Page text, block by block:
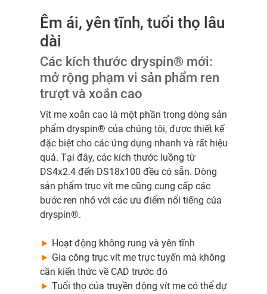
Êm ái, yên tĩnh, tuổi thọ lâu
dài
Các kích thước dryspin® mới:
mở rộng phạm vi sản phẩm ren
trượt và xoắn cao
Vít me xoắn cao là một phần trong dòng sản
phẩm dryspin® của chúng tôi, được thiết kế
đặc biệt cho các ứng dụng nhanh và rất hiệu
quả. Tại đây, các kích thước luồng từ
DS4x2.4 đến DS18x100 đều có sẵn. Dòng
sản phẩm trục vít me cũng cung cấp các
bước ren nhỏ với các ưu điểm nổi tiếng của
dryspin®.
► Hoạt động không rung và yên tĩnh
► Gia công trục vít me trực tuyến mà không
cần kiến thức về CAD trước đó
► Tuổi thọ của truyền động vít me có thể dự